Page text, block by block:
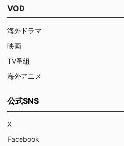
VOD
海外ドラマ
映画
TV番組
海外アニメ
公式SNS
X
Facebook